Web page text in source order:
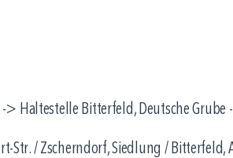
Haltestelle Bitterfeld, Deutsche
Str. / Zscherndorf, Siedlung / Bitterfeld,